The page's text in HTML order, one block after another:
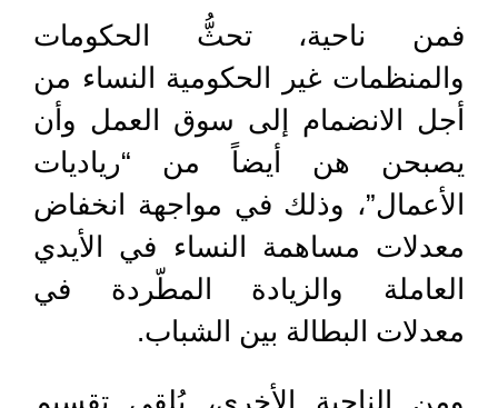
فمن ناحية، تحثُّ الحكومات
والمنظمات غير الحكومية النساء من
أجل الانضمام إلى سوق العمل وأن
يصبحن هن أيضاً من “رياديات
الأعمال”، وذلك في مواجهة انخفاض
معدلات مساهمة النساء في الأيدي
العاملة والزيادة المطّردة في
معدلات البطالة بين الشباب.